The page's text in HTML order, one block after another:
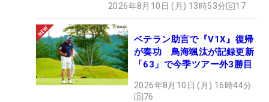
2026年8月10日 (月) 13時53分 17
ベテラン助言で『V1X』復帰
が奏功 鳥海颯汰が記録更新
「63」で今季ツアー外3勝目
2026年8月10日 (月) 16時44分
76